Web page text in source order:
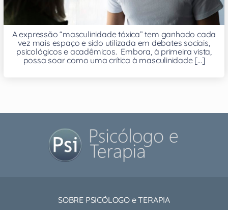
A expressão “masculinidade tóxica” tem ganhado cada
vez mais espaço e sido utilizada em debates sociais,
psicológicos e acadêmicos. Embora, à primeira vista,
possa soar como uma crítica à masculinidade [...]
SOBRE PSICÓLOGO e TERAPIA